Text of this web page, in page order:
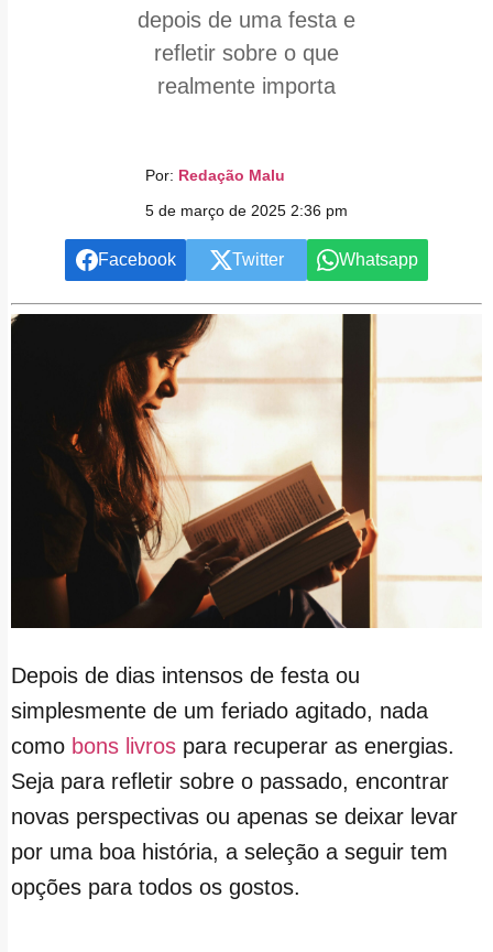
depois de uma festa e
refletir sobre o que
realmente importa
Por: Redação Malu
5 de março de 2025 2:36 pm
Facebook Twitter Whatsapp
Depois de dias intensos de festa ou
simplesmente de um feriado agitado, nada
como bons livros para recuperar as energias.
Seja para refletir sobre o passado, encontrar
novas perspectivas ou apenas se deixar levar
por uma boa história, a seleção a seguir tem
opções para todos os gostos.